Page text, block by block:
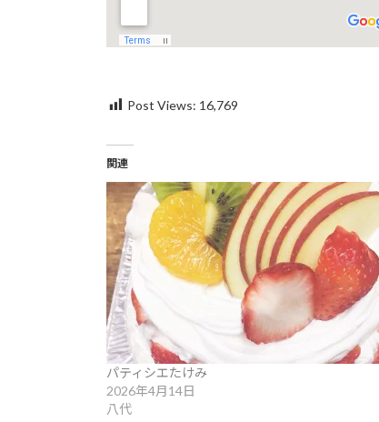
Post Views: 16,769
関連
パティシエたけみ
2026年4月14日
八代